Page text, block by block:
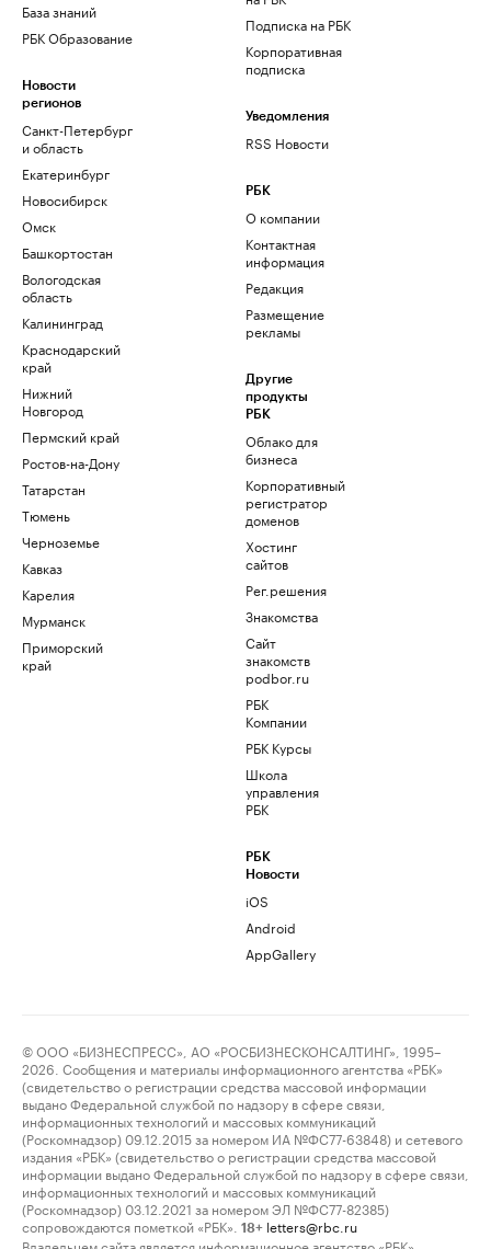
База знаний
РБК Образование
Новости
регионов
Санкт-Петербург
и область
Екатеринбург
Новосибирск
Омск
Башкортостан
Вологодская
область
Калининград
Краснодарский
край
Нижний
Новгород
Пермский край
Ростов-на-Дону
Татарстан
Тюмень
Черноземье
Кавказ
Карелия
Мурманск
Приморский
край
Подписка на РБК
Корпоративная
подписка
Уведомления
RSS Новости
РБК
О компании
Контактная
информация
Редакция
Размещение
рекламы
Другие
продукты
РБК
Облако для
бизнеса
Корпоративный
регистратор
доменов
Хостинг
сайтов
Рег.решения
Знакомства
Сайт
знакомств
podbor.ru
РБК
Компании
РБК Курсы
Школа
управления
РБК
РБК
Новости
iOS
Android
AppGallery
© ООО «БИЗНЕСПРЕСС», АО «РОСБИЗНЕСКОНСАЛТИНГ», 1995–
2026. Сообщения и материалы информационного агентства «РБК»
(свидетельство о регистрации средства массовой информации
выдано Федеральной службой по надзору в сфере связи,
информационных технологий и массовых коммуникаций
(Роскомнадзор) 09.12.2015 за номером ИА №ФС77-63848) и сетевого
издания «РБК» (свидетельство о регистрации средства массовой
информации выдано Федеральной службой по надзору в сфере связи,
информационных технологий и массовых коммуникаций
(Роскомнадзор) 03.12.2021 за номером ЭЛ №ФС77-82385)
сопровождаются пометкой «РБК».
18+ letters@rbc.ru